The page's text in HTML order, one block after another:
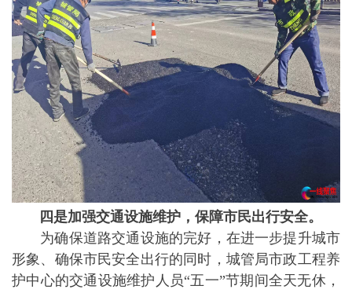
四是加强交通设施维护，保障市民出行安全。
为确保道路交通设施的完好，在进一步提升城市
形象、确保市民安全出行的同时，城管局市政工程养
护中心的交通设施维护人员“五一”节期间全天无休，